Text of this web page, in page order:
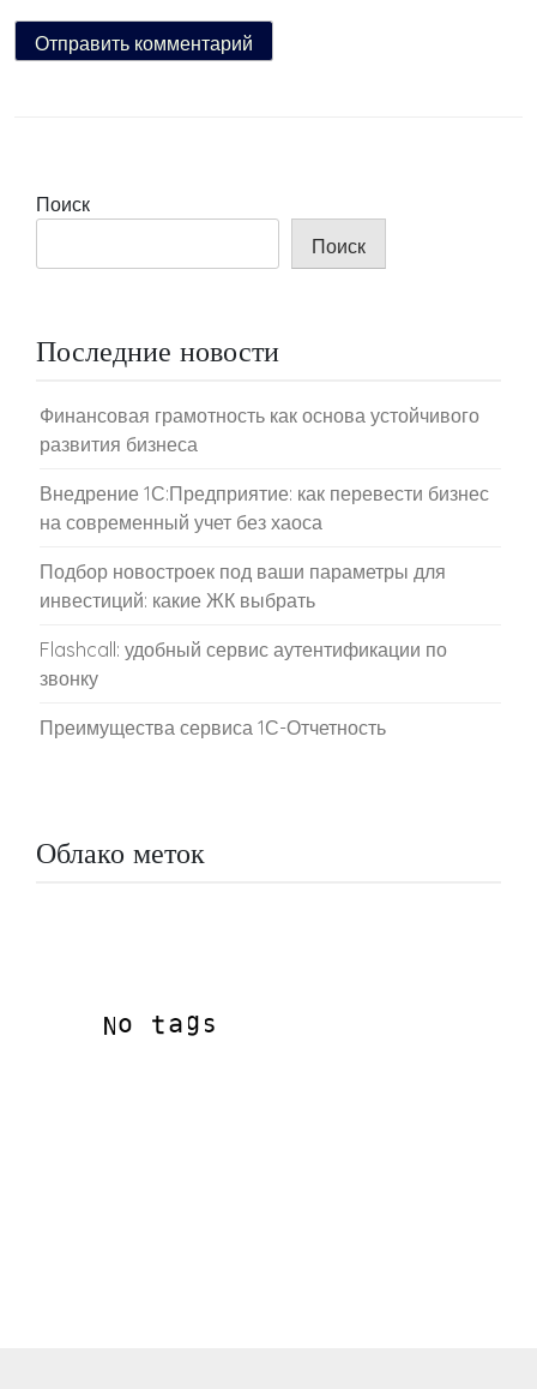
Поиск
Поиск
Последние новости
Финансовая грамотность как основа устойчивого
развития бизнеса
Внедрение 1С:Предприятие: как перевести бизнес
на современный учет без хаоса
Подбор новостроек под ваши параметры для
инвестиций: какие ЖК выбрать
Flashcall: удобный сервис аутентификации по
звонку
Преимущества сервиса 1С-Отчетность
Облако меток